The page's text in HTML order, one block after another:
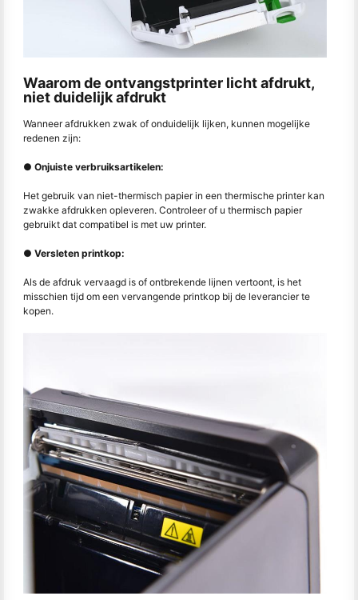
Waarom de ontvangstprinter licht afdrukt,
niet duidelijk afdrukt
Wanneer afdrukken zwak of onduidelijk lijken, kunnen mogelijke
redenen zijn:
● Onjuiste verbruiksartikelen:
Het gebruik van niet-thermisch papier in een thermische printer kan
zwakke afdrukken opleveren. Controleer of u thermisch papier
gebruikt dat compatibel is met uw printer.
● Versleten printkop:
Als de afdruk vervaagd is of ontbrekende lijnen vertoont, is het
misschien tijd om een vervangende printkop bij de leverancier te
kopen.